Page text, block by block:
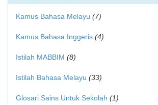
Kamus Bahasa Melayu (7)
Kamus Bahasa Inggeris (4)
Istilah MABBIM (8)
Istilah Bahasa Melayu (33)
Glosari Sains Untuk Sekolah (1)